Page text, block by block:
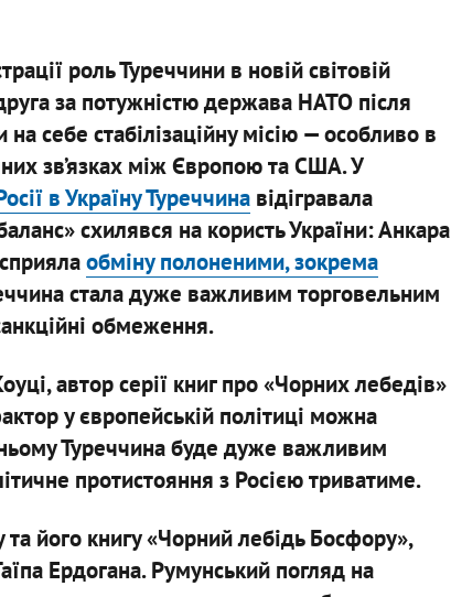
роль Туреччини в новій світовій
за потужністю держава НАТО після
себе стабілізаційну місію — особливо в
зв’язках між Європою та США. У
в Україну Туреччинавідігравала
схилявся на користь України: Анкара
обміну полоненими, зокрема
стала дуже важливим торговельним
обмеження.
автор серії книг про «Чорних лебедів»
у європейській політиці можна
Туреччина буде дуже важливим
протистояння з Росією триватиме.
його книгу «Чорний лебідь Босфору»,
Ердогана. Румунський погляд на